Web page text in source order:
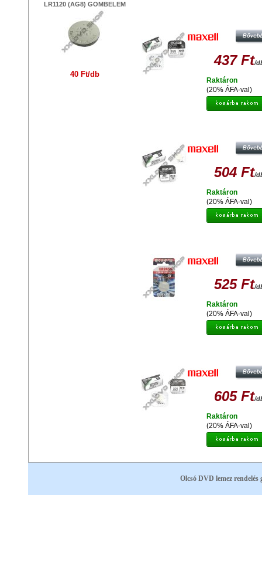
LR1120 (AG8) GOMBELEM
40 Ft/db
437 Ft/
(20% ÁFA-val)
Raktáron
504 Ft/
(20% ÁFA-val)
Raktáron
525 Ft/
(20% ÁFA-val)
Raktáron
605 Ft/
(20% ÁFA-val)
Raktáron
Olcsó DVD lemez